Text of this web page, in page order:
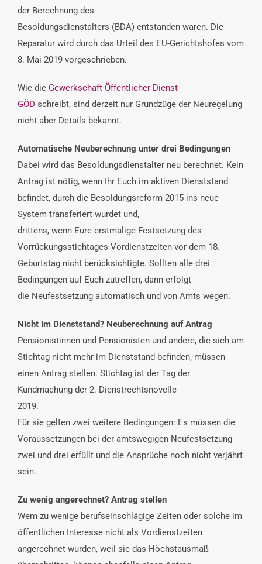
der Berechnung des
Besoldungsdienstalters (BDA) entstanden waren. Die
Reparatur wird durch das Urteil des EU-Gerichtshofes vom
8. Mai 2019 vorgeschrieben.
Wie die Gewerkschaft Öffentlicher Dienst
GÖD schreibt, sind derzeit nur Grundzüge der Neuregelung
nicht aber Details bekannt.
Automatische Neuberechnung unter drei Bedingungen
Dabei wird das Besoldungsdienstalter neu berechnet. Kein
Antrag ist nötig, wenn Ihr Euch im aktiven Dienststand
befindet, durch die Besoldungsreform 2015 ins neue
System transferiert wurdet und,
drittens, wenn Eure erstmalige Festsetzung des
Vorrückungsstichtages Vordienstzeiten vor dem 18.
Geburtstag nicht berücksichtigte. Sollten alle drei
Bedingungen auf Euch zutreffen, dann erfolgt
die Neufestsetzung automatisch und von Amts wegen.
Nicht im Dienststand? Neuberechnung auf Antrag
Pensionistinnen und Pensionisten und andere, die sich am
Stichtag nicht mehr im Dienststand befinden, müssen
einen Antrag stellen. Stichtag ist der Tag der
Kundmachung der 2. Dienstrechtsnovelle
2019.
Für sie gelten zwei weitere Bedingungen: Es müssen die
Voraussetzungen bei der amtswegigen Neufestsetzung
zwei und drei erfüllt und die Ansprüche noch nicht verjährt
sein.
Zu wenig angerechnet? Antrag stellen
Wem zu wenige berufseinschlägige Zeiten oder solche im
öffentlichen Interesse nicht als Vordienstzeiten
angerechnet wurden, weil sie das Höchstausmaß